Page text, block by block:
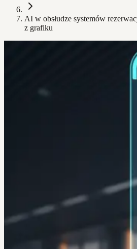
AI w obsłudze systemów
z grafiku